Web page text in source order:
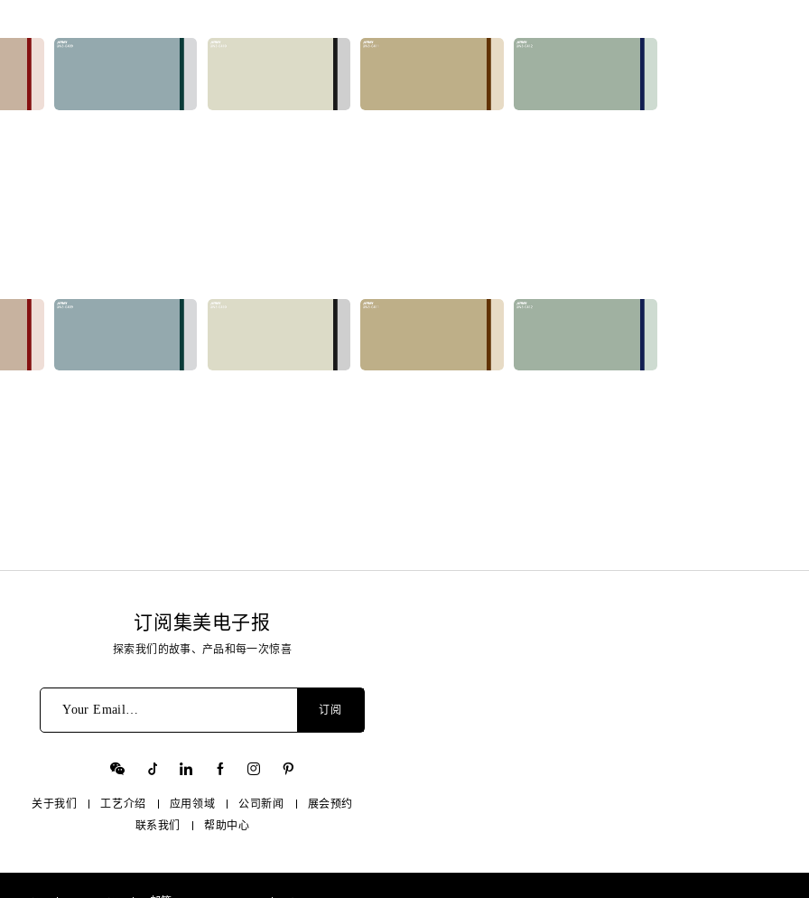
订阅集美电子报
探索我们的故事、产品和每一次惊喜
Your Email… 订阅
关于我们 工艺介绍 应用领域 公司新闻
展会预约
联系我们
帮助中心